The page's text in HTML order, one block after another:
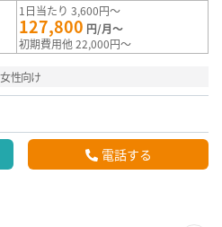
1日当たり 3,600円～
127,800 円/月～
初期費用他 22,000円～
女性向け
電話する